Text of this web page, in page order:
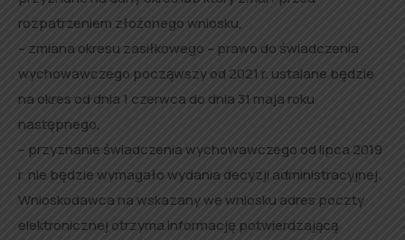
rozpatrzeniem złożonego wniosku,
– zmiana okresu zasiłkowego – prawo do świadczenia
wychowawczego począwszy od 2021 r. ustalane będzie
na okres od dnia 1 czerwca do dnia 31 maja roku
następnego,
– przyznanie świadczenia wychowawczego od lipca 2019
r. nie będzie wymagało wydania decyzji administracyjnej.
Wnioskodawca na wskazany we wniosku adres poczty
elektronicznej otrzyma informację potwierdzającą